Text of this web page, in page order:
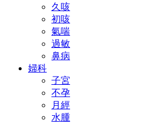
久咳
初咳
氣喘
過敏
鼻病
婦科
子宮
不孕
月經
水腫